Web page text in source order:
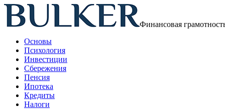
Финансовая
Основы
Психология
Инвестиции
Сбережения
Пенсия
Ипотека
Кредиты
Налоги